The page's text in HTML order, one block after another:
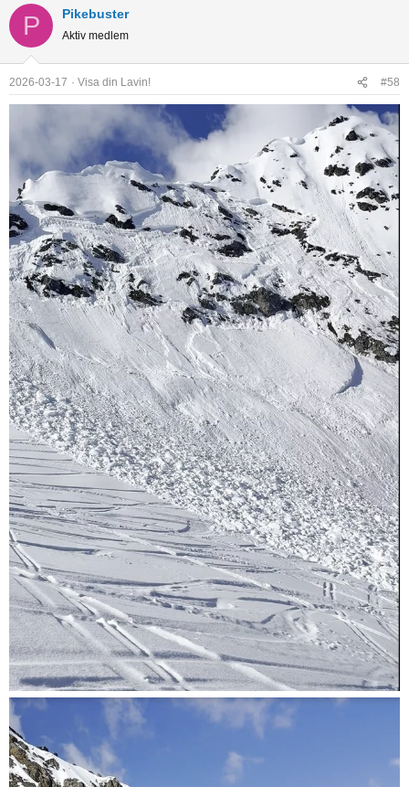
P Pikebuster
Aktiv medlem
2026-03-17 Visa din Lavin! #58